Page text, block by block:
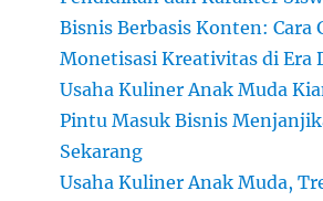
Bisnis Berbasis Konten: Cara
Monetisasi Kreativitas di Era
Usaha Kuliner Anak Muda
Pintu Masuk Bisnis
Sekarang
Usaha Kuliner Anak Muda,